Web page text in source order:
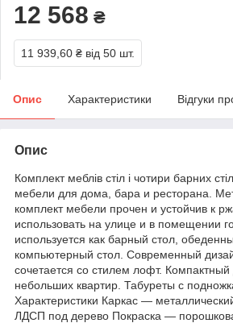
12 568 ₴
11 939,60 ₴ від 50 шт.
Опис Характеристики Відгуки
Опис
Комплект меблів стіл і чотири барних
мебели для дома, бара и ресторана.
комплект мебели прочен и устойчив к
использовать на улице и в помещении
используется как барный стол,
компьютерный стол. Современный
сочетается со стилем лофт.
небольших квартир. Табуреты с
Характеристики Каркас —
ЛДСП под дерево Покраска —